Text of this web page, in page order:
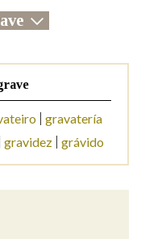
gravatería
gravidez grávido